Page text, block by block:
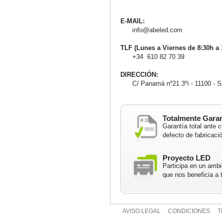
E-MAIL:
info@abeled.com
TLF (Lunes a Viernes de 8:30h a
+34 610 82 70 39
DIRECCIÓN:
C/ Panamá nº21 3ºi - 11100 -
Totalmente
Garantía total ante
defecto de
Proyecto LED
Participa en un
que nos beneficia a
AVISO LEGAL CONDICIONES